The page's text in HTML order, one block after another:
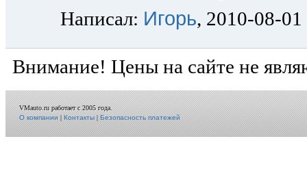
Написал: Игорь, 2010-08-01
Внимание! Цены на сайте не
VMauto.ru работает с 2005 года.
О компании|Контакты|Безопасность платежей